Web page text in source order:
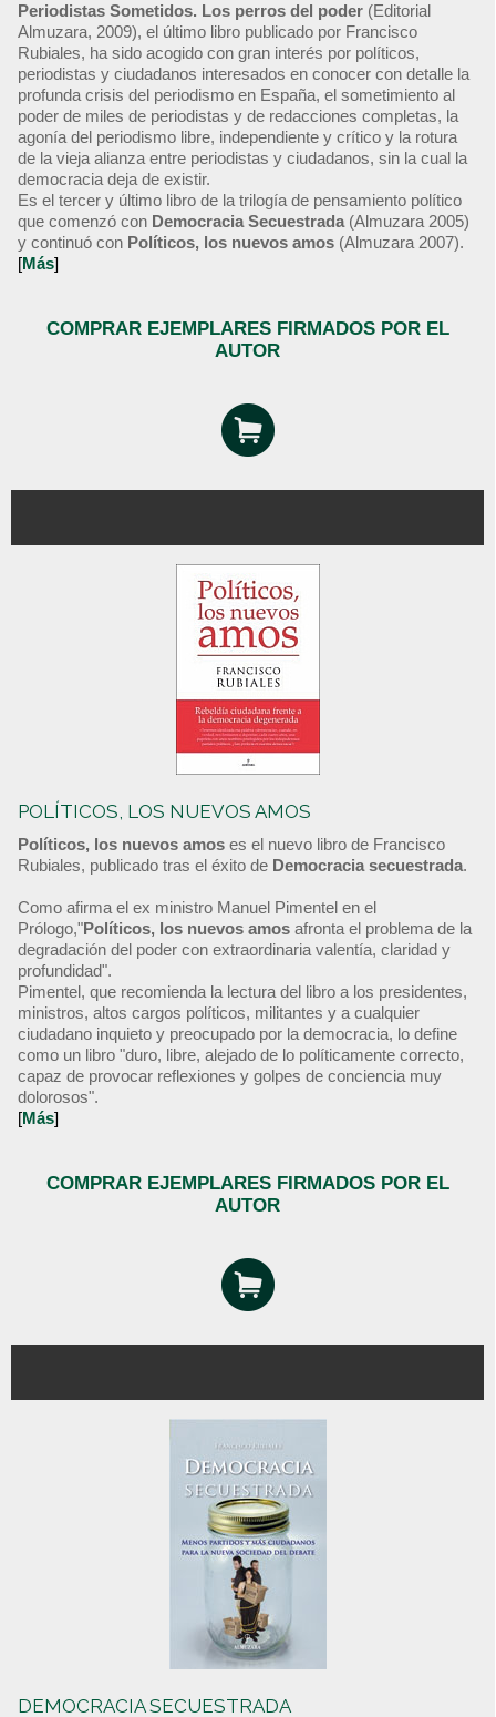
Periodistas Sometidos. Los perros del poder (Editorial
Almuzara, 2009), el último libro publicado por Francisco
Rubiales, ha sido acogido con gran interés por políticos,
periodistas y ciudadanos interesados en conocer con detalle la
profunda crisis del periodismo en España, el sometimiento al
poder de miles de periodistas y de redacciones completas, la
agonía del periodismo libre, independiente y crítico y la rotura
de la vieja alianza entre periodistas y ciudadanos, sin la cual la
democracia deja de existir.
Es el tercer y último libro de la trilogía de pensamiento político
que comenzó con Democracia Secuestrada (Almuzara 2005)
y continuó con Políticos, los nuevos amos (Almuzara 2007).
[Más]
COMPRAR EJEMPLARES FIRMADOS POR EL
AUTOR
POLÍTICOS, LOS NUEVOS AMOS
Políticos, los nuevos amos es el nuevo libro de Francisco
Rubiales, publicado tras el éxito de Democracia secuestrada.
Como afirma el ex ministro Manuel Pimentel en el
Prólogo,"Políticos, los nuevos amos afronta el problema de la
degradación del poder con extraordinaria valentía, claridad y
profundidad".
Pimentel, que recomienda la lectura del libro a los presidentes,
ministros, altos cargos políticos, militantes y a cualquier
ciudadano inquieto y preocupado por la democracia, lo define
como un libro "duro, libre, alejado de lo políticamente correcto,
capaz de provocar reflexiones y golpes de conciencia muy
dolorosos".
[Más]
COMPRAR EJEMPLARES FIRMADOS POR EL
AUTOR
DEMOCRACIA SECUESTRADA